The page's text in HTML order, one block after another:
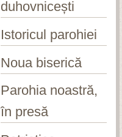
duhovnicești
Istoricul parohiei
Noua biserică
Parohia noastră,
în presă